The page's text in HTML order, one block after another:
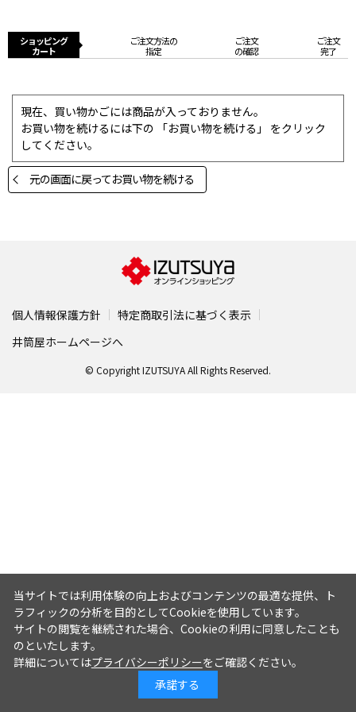
ショッピング
カート
ご注文方法の
指定
ご注文
の確認
ご注文
完了
現在、買い物かごには商品が入っておりません。
お買い物を続けるには下の 「お買い物を続ける」 をクリック
してください。
元の画面に戻ってお買い物を続ける
個人情報保護方針
特定商取引法に基づく表示
井筒屋ホームページへ
© Copyright IZUTSUYA All Rights Reserved.
当サイトでは利用体験の向上およびコンテンツの最適な提供、ト
ラフィックの分析を目的としてCookieを使用しています。
サイトの閲覧を継続された場合、Cookieの利用に同意したことも
のといたします。
詳細についてはプライバシーポリシーをご確認ください。
承諾する